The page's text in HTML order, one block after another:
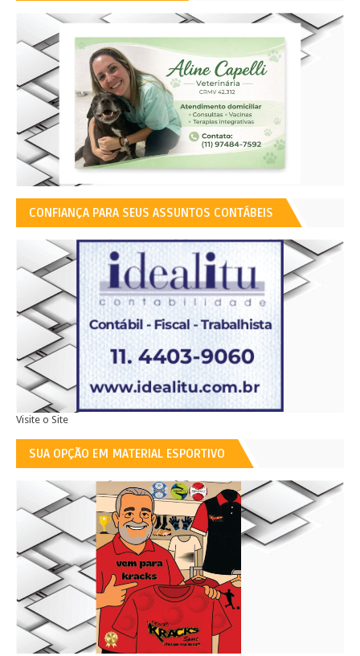
CONFIANÇA PARA SEUS ASSUNTOS CONTÁBEIS
Visite o Site
SUA OPÇÃO EM MATERIAL ESPORTIVO